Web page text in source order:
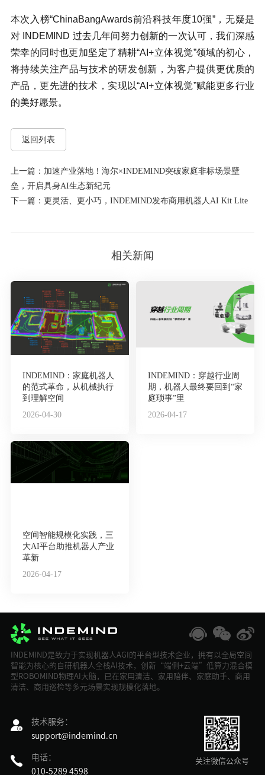
本次入榜“ChinaBangAwards前沿科技年度10强”，无疑是
对 INDEMIND 过去几年间努力创新的一次认可，我们深感
荣幸的同时也更加坚定了精耕“AI+立体视觉”领域的初心，
将持续关注产品与技术的研发创新，为客户提供更优质的
产品，更先进的技术，实现以“AI+立体视觉”赋能更多行业
的美好愿景。
上一篇：加速产业落地！海尔×INDEMIND突破家庭非标场景壁
垒，开启具身AI生态新纪元
返回列表
下一篇：更灵活、更小巧，INDEMIND发布商用机器人AI Kit Lite
相关新闻
INDEMIND：家庭机器人
的范式革命，从机械执行
到理解空间
2026-04-30
INDEMIND：穿越行业周
期，机器人最终要回到“家
庭琐事”里
2026-04-17
空间智能规模化实践，三
大AI平台助推机器人产业
革新
2026-04-17
INDEMIND是致力于实现机器人AGI的平台型技术企业，拥有以全局空间
智能为核心的自研机器人全栈AI技术，创新“端侧+云端”低算力混合模
型ROBOMIND物理AI大脑，已在家用清洁、家用陪伴、家庭助手、商用
清洁、商用巡检等多元场景实现规模化落地。
关注微信公众号
技术服务：
support@indemind.cn
电话：
010-5289 4598